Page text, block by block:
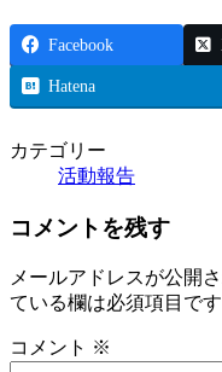
Facebook
Hatena
カテゴリー
活動報告
コメントを残す
メールアドレスが公開
ている欄は必須項目です
コメント ※